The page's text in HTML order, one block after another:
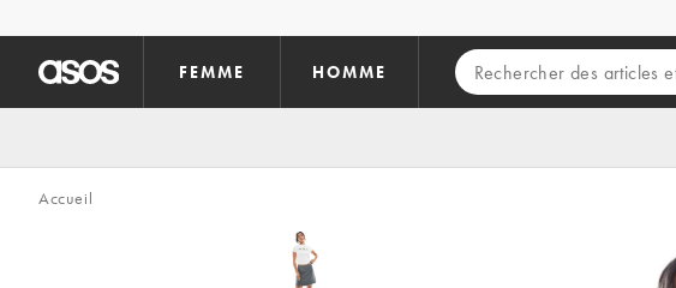
FEMME HOMME
Accueil